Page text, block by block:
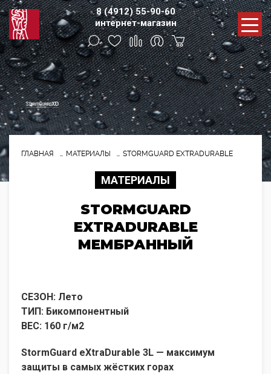
8 (4912) 55-90-60
интернет-магазин
ГЛАВНАЯ МАТЕРИАЛЫ STORMGUARD EXTRADURABLE
МАТЕРИАЛЫ
STORMGUARD
EXTRADURABLE
МЕМБРАННЫЙ
СЕЗОН: Лето
ТИП: Бикомпонентный
ВЕС: 160 г/м2
StormGuard eXtraDurable 3L — максимум
защиты в самых жёстких горах